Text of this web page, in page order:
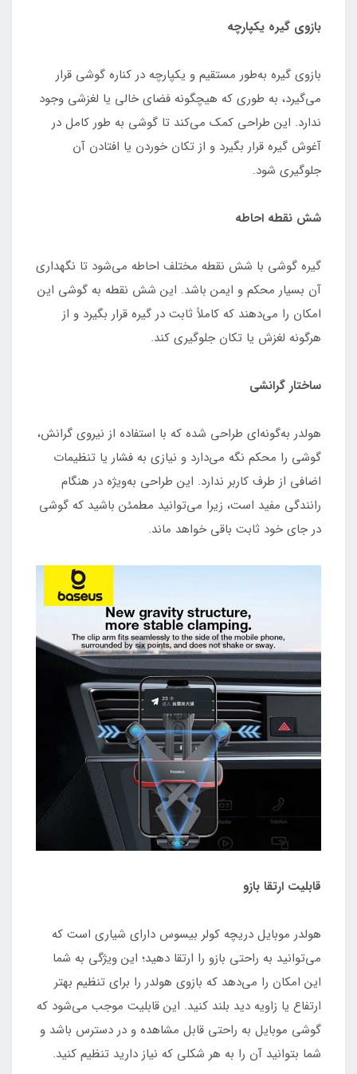
بازوی گیره یکپارچه
بازوی گیره به‌طور مستقیم و یکپارچه در کناره گوشی قرار
می‌گیرد، به طوری که هیچگونه فضای خالی یا لغزشی وجود
ندارد. این طراحی کمک می‌کند تا گوشی به طور کامل در
آغوش گیره قرار بگیرد و از تکان خوردن یا افتادن آن
جلوگیری شود.
شش نقطه احاطه
گیره گوشی با شش نقطه مختلف احاطه می‌شود تا نگهداری
آن بسیار محکم و ایمن باشد. این شش نقطه به گوشی این
امکان را می‌دهند که کاملاً ثابت در گیره قرار بگیرد و از
هرگونه لغزش یا تکان جلوگیری کند.
ساختار گرانشی
هولدر به‌گونه‌ای طراحی شده که با استفاده از نیروی گرانش،
گوشی را محکم نگه می‌دارد و نیازی به فشار یا تنظیمات
اضافی از طرف کاربر ندارد. این طراحی به‌ویژه در هنگام
رانندگی مفید است، زیرا می‌توانید مطمئن باشید که گوشی
در جای خود ثابت باقی خواهد ماند.
قابلیت ارتقا بازو
هولدر موبایل دریچه کولر بیسوس دارای شیاری است که
می‌توانید به راحتی بازو را ارتقا دهید؛ این ویژگی به شما
این امکان را می‌دهد که بازوی هولدر را برای تنظیم بهتر
ارتفاع یا زاویه دید بلند کنید. این قابلیت موجب می‌شود که
گوشی موبایل به راحتی قابل مشاهده و در دسترس باشد و
شما بتوانید آن را به هر شکلی که نیاز دارید تنظیم کنید.